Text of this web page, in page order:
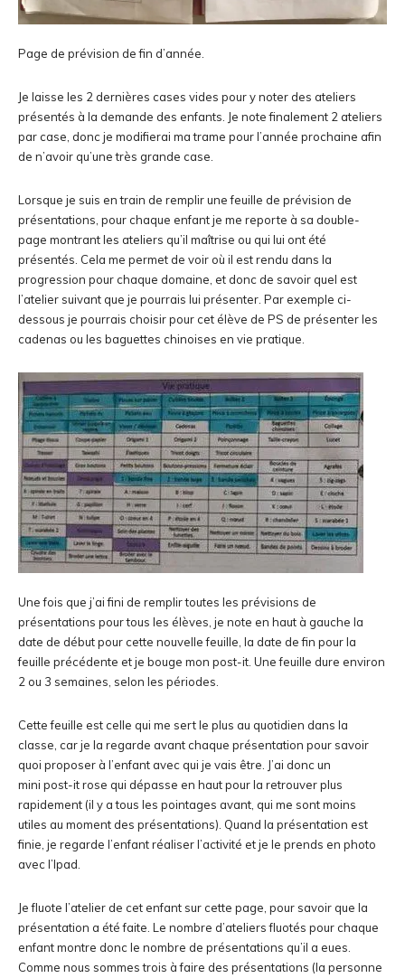
Page de prévision de fin d’année.
Je laisse les 2 dernières cases vides pour y noter des ateliers
présentés à la demande des enfants. Je note finalement 2 ateliers
par case, donc je modifierai ma trame pour l’année prochaine afin
de n’avoir qu’une très grande case.
Lorsque je suis en train de remplir une feuille de prévision de
présentations, pour chaque enfant je me reporte à sa double-
page montrant les ateliers qu’il maîtrise ou qui lui ont été
présentés. Cela me permet de voir où il est rendu dans la
progression pour chaque domaine, et donc de savoir quel est
l’atelier suivant que je pourrais lui présenter. Par exemple ci-
dessous je pourrais choisir pour cet élève de PS de présenter les
cadenas ou les baguettes chinoises en vie pratique.
Une fois que j’ai fini de remplir toutes les prévisions de
présentations pour tous les élèves, je note en haut à gauche la
date de début pour cette nouvelle feuille, la date de fin pour la
feuille précédente et je bouge mon post-it. Une feuille dure environ
2 ou 3 semaines, selon les périodes.
Cette feuille est celle qui me sert le plus au quotidien dans la
classe, car je la regarde avant chaque présentation pour savoir
quoi proposer à l’enfant avec qui je vais être. J’ai donc un
mini post-it rose qui dépasse en haut pour la retrouver plus
rapidement (il y a tous les pointages avant, qui me sont moins
utiles au moment des présentations). Quand la présentation est
finie, je regarde l’enfant réaliser l’activité et je le prends en photo
avec l’Ipad.
Je fluote l’atelier de cet enfant sur cette page, pour savoir que la
présentation a été faite. Le nombre d’ateliers fluotés pour chaque
enfant montre donc le nombre de présentations qu’il a eues.
Comme nous sommes trois à faire des présentations (la personne